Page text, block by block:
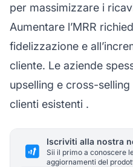
per massimizzare i
Aumentare l’MRR
fidelizzazione e
cliente. Le aziende
upselling e cross-selling
clienti esistenti .
Iscriviti alla nostra
Sii il primo a conoscere
aggiornamenti del